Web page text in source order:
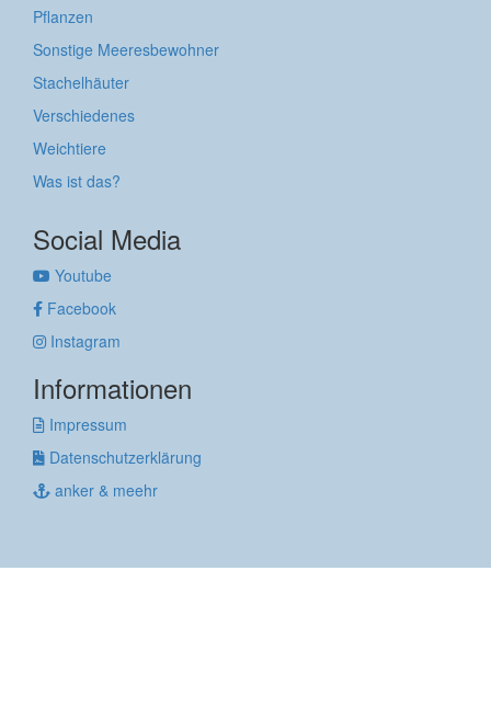
Pflanzen
Sonstige Meeresbewohner
Stachelhäuter
Verschiedenes
Weichtiere
Was ist das?
Social Media
Youtube
Facebook
Instagram
Informationen
Impressum
Datenschutzerklärung
anker & meehr